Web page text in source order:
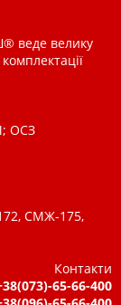
веде велику
ОСЗ
СМЖ-175,
Контакти
65-66-400